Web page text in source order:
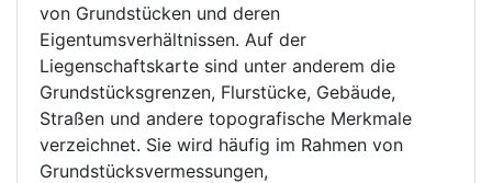
von Grundstücken und deren
Eigentumsverhältnissen. Auf der
Liegenschaftskarte sind unter anderem die
Grundstücksgrenzen, Flurstücke, Gebäude,
Straßen und andere topografische Merkmale
verzeichnet. Sie wird häufig im Rahmen von
Grundstücksvermessungen,